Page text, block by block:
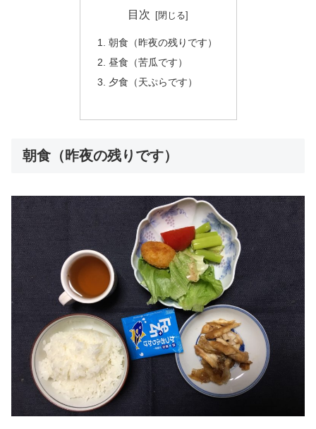
目次
朝食（昨夜の残りです）
昼食（苦瓜です）
夕食（天ぷらです）
朝食（昨夜の残りです）